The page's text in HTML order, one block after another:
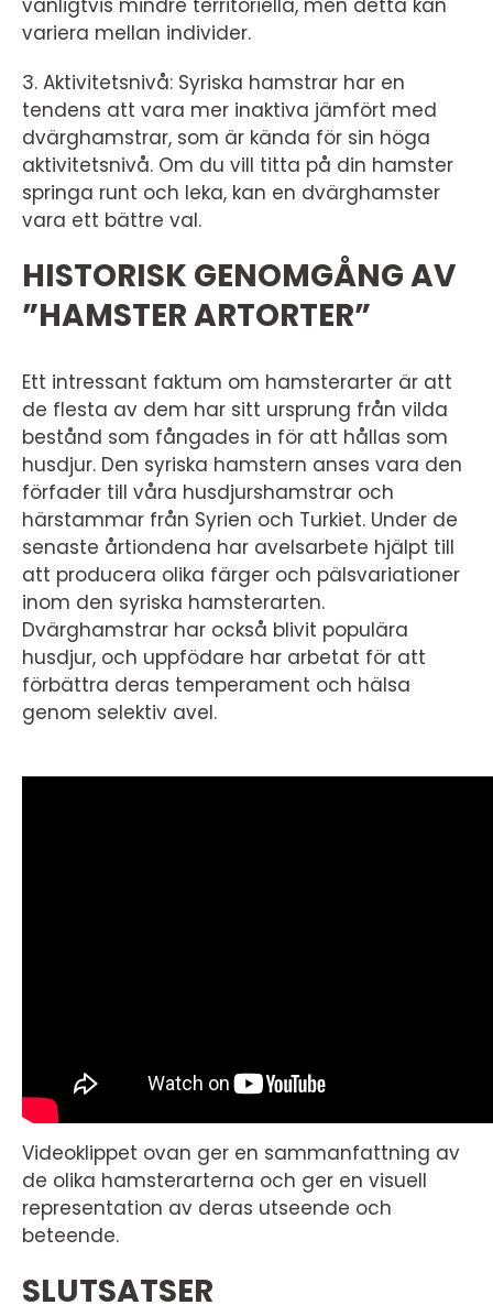
variera mellan individer.
3. Aktivitetsnivå: Syriska hamstrar har en
tendens att vara mer inaktiva jämfört med
dvärghamstrar, som är kända för sin höga
aktivitetsnivå. Om du vill titta på din hamster
springa runt och leka, kan en dvärghamster
vara ett bättre val.
HISTORISK GENOMGÅNG AV
”HAMSTER ARTORTER”
Ett intressant faktum om hamsterarter är att
de flesta av dem har sitt ursprung från vilda
bestånd som fångades in för att hållas som
husdjur. Den syriska hamstern anses vara den
förfader till våra husdjurshamstrar och
härstammar från Syrien och Turkiet. Under de
senaste årtiondena har avelsarbete hjälpt till
att producera olika färger och pälsvariationer
inom den syriska hamsterarten.
Dvärghamstrar har också blivit populära
husdjur, och uppfödare har arbetat för att
förbättra deras temperament och hälsa
genom selektiv avel.
Videoklippet ovan ger en sammanfattning av
de olika hamsterarterna och ger en visuell
representation av deras utseende och
beteende.
SLUTSATSER